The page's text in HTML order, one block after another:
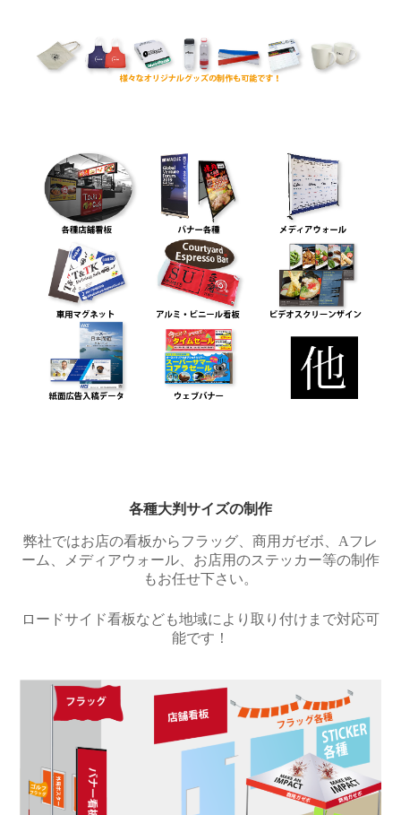
各種大判サイズの制作
弊社ではお店の看板からフラッグ、商用ガゼボ、Aフレ
ーム、メディアウォール、お店用のステッカー等の制作
もお任せ下さい。
ロードサイド看板なども地域により取り付けまで対応可
能です！